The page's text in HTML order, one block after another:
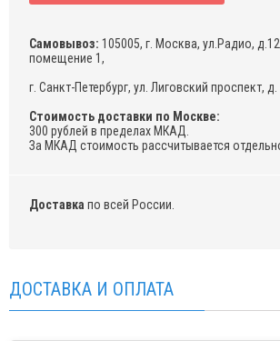
Самовывоз: 105005, г. Москва, ул.Радио,
помещение 1,
г. Санкт-Петербург, ул. Лиговский проспект,
Стоимость доставки по Москве:
300 рублей в пределах МКАД.
За МКАД стоимость рассчитывается
Доставка по всей России.
ДОСТАВКА И ОПЛАТА